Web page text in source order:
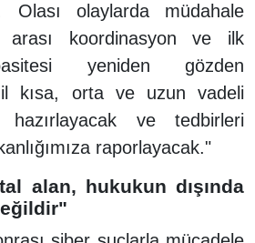
Olası olaylarda müdahale
arası koordinasyon ve ilk
yeniden gözden
kısa, orta ve uzun vadeli
hazırlayacak ve tedbirleri
raporlayacak."
alan, hukukun dışında